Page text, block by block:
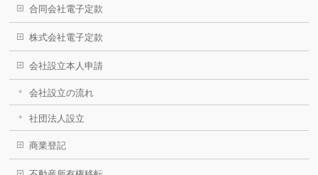
合同会社電子定款
株式会社電子定款
会社設立本人申請
会社設立の流れ
社団法人設立
商業登記